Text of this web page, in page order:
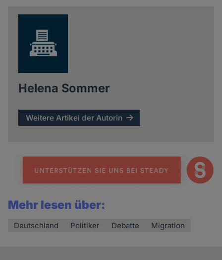
Helena Sommer
Weitere Artikel der Autorin
Mehr lesen über:
Deutschland Politiker Debatte Migration